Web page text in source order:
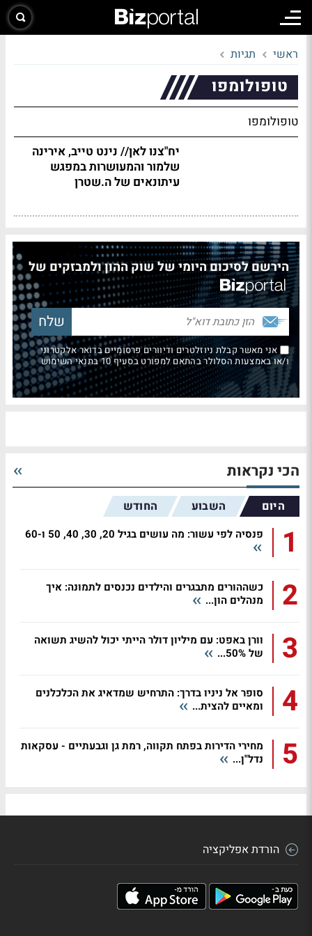
ראשי תגיות
טופולומפו
טופולומפו
יח"צנו לאן// נינט טייב, אירינה
שלמור והמעושרות במפגש
עיתונאים של ה.שטרן
הירשם לסיכום היומי של שוק ההון ולמבזקים של
אני מאשר קבלת ניוזלטרים ודיוורים פרסומיים בדואר אלקטרוני
ו/או באמצעות הסלולר בהתאם למפורט בסעיף 10 בתנאי השימוש
הכי נקראות
היום השבוע החודש
1 פנסיה לפי עשור: מה עושים בגיל 20, 30, 40, 50 ו-60
2
כשההורים מתבגרים והילדים נכנסים לתמונה: איך
מנהלים הון...
3
וורן באפט: עם מיליון דולר הייתי יכול להשיג תשואה
של 50%...
4
סופר אל ניניו בדרך: התרחיש שמדאיג את הכלכלנים
ומאיים להצית...
5
מחירי הדירות בפתח תקווה, רמת גן וגבעתיים - עסקאות
נדל"ן...
הורדת אפליקציה